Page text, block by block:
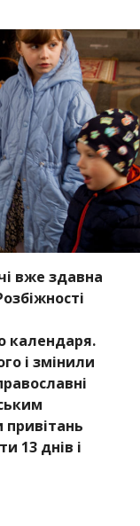
вже здавна
календаря.
і змінили
13 днів і